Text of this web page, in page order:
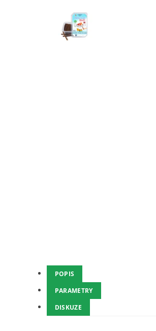
POPIS
PARAMETRY
DISKUZE